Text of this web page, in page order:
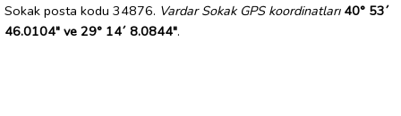
Sokak posta kodu 34876. Vardar Sokak GPS koordinatları 40° 53´
46.0104" ve 29° 14´ 8.0844".